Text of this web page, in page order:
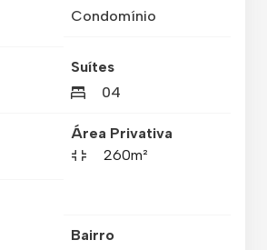
Condomínio
Suítes
04
Área Privativa
260m²
Bairro